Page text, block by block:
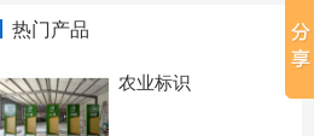
热门产品
农业标识